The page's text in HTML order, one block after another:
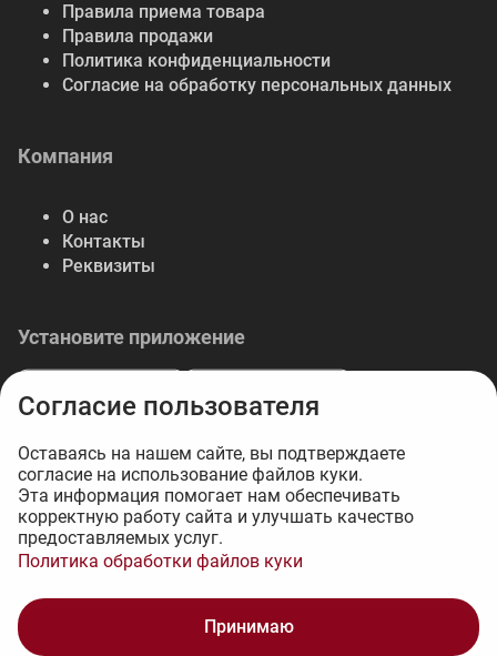
2 325 ₽
В корзину
Правила приема товара
Правила продажи
Политика конфиденциальности
Согласие на обработку персональных данных
Компания
О нас
Контакты
Реквизиты
Установите приложение
© 2026 Либерте — весь спектр отделочных
материалов.
Интернет-магазин на 1С-Битрикс - 34web
Согласие пользователя
Оставаясь на нашем сайте, вы подтверждаете
согласие на использование файлов куки.
Эта информация помогает нам обеспечивать
корректную работу сайта и улучшать качество
предоставляемых услуг.
Политика обработки файлов куки
Принимаю